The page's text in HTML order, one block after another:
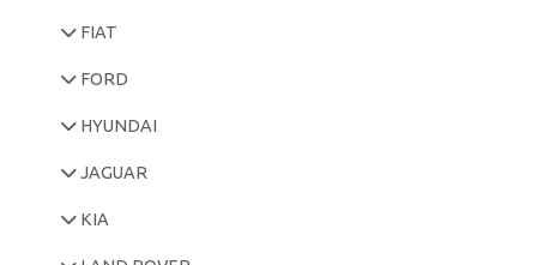
FIAT
FORD
HYUNDAI
JAGUAR
KIA